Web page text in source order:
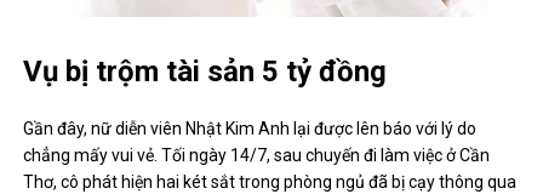
Vụ bị trộm tài sản 5 tỷ đồng
Gần đây, nữ diễn viên Nhật Kim Anh lại được lên báo với lý do
chẳng mấy vui vẻ. Tối ngày 14/7, sau chuyến đi làm việc ở Cần
Thơ, cô phát hiện hai két sắt trong phòng ngủ đã bị cạy thông qua